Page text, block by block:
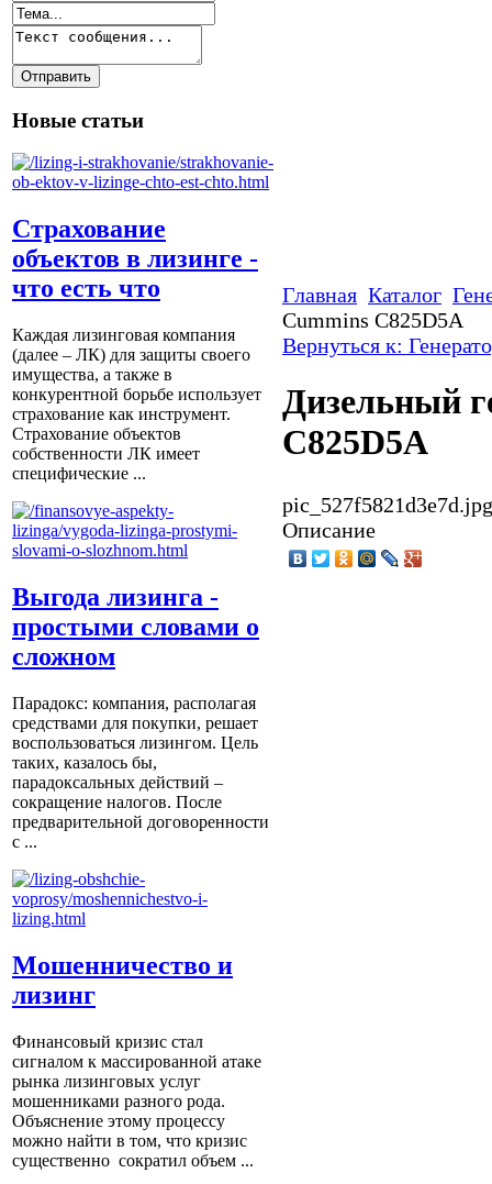
Новые статьи
Страхование
объектов в лизинге -
что есть что
Каждая лизинговая компания
(далее – ЛК) для защиты своего
имущества, а также в
конкурентной борьбе использует
страхование как инструмент.
Страхование объектов
собственности ЛК имеет
специфические ...
Выгода лизинга -
простыми словами о
сложном
Парадокс: компания, располагая
средствами для покупки, решает
воспользоваться лизингом. Цель
таких, казалось бы,
парадоксальных действий –
сокращение налогов. После
предварительной договоренности
с ...
Мошенничество и
лизинг
Финансовый кризис стал
сигналом к массированной атаке
рынка лизинговых услуг
мошенниками разного рода.
Объяснение этому процессу
можно найти в том, что кризис
существенно сократил объем ...
Главная Каталог
Cummins C825D5A
Вернуться к:
Дизельный
C825D5A
pic_527f5821d3e7d.jpg
Описание